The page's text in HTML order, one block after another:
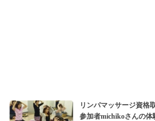
リンパマッサージ資格
参加者michikoさんの体